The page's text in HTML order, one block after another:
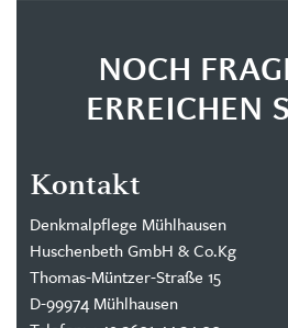
NOCH
ERREICHEN
Kontakt
Denkmalpflege Mühlhausen
Huschenbeth GmbH & Co.Kg
Thomas-Müntzer-Straße 15
D-99974 Mühlhausen